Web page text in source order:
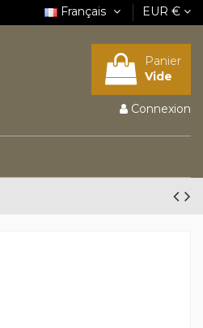
Français EUR €
Panier
Vide
Connexion